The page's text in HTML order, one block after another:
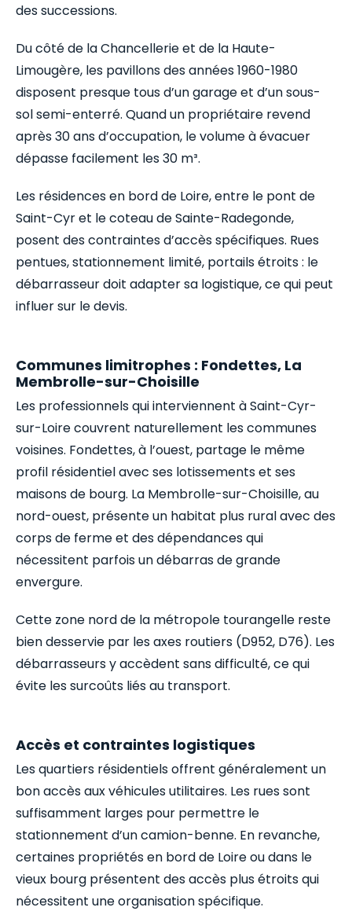
des successions.
Du côté de la Chancellerie et de la Haute-
Limougère, les pavillons des années 1960-1980
disposent presque tous d’un garage et d’un sous-
sol semi-enterré. Quand un propriétaire revend
après 30 ans d’occupation, le volume à évacuer
dépasse facilement les 30 m³.
Les résidences en bord de Loire, entre le pont de
Saint-Cyr et le coteau de Sainte-Radegonde,
posent des contraintes d’accès spécifiques. Rues
pentues, stationnement limité, portails étroits : le
débarrasseur doit adapter sa logistique, ce qui peut
influer sur le devis.
Communes limitrophes : Fondettes, La
Membrolle-sur-Choisille
Les professionnels qui interviennent à Saint-Cyr-
sur-Loire couvrent naturellement les communes
voisines. Fondettes, à l’ouest, partage le même
profil résidentiel avec ses lotissements et ses
maisons de bourg. La Membrolle-sur-Choisille, au
nord-ouest, présente un habitat plus rural avec des
corps de ferme et des dépendances qui
nécessitent parfois un débarras de grande
envergure.
Cette zone nord de la métropole tourangelle reste
bien desservie par les axes routiers (D952, D76). Les
débarrasseurs y accèdent sans difficulté, ce qui
évite les surcoûts liés au transport.
Accès et contraintes logistiques
Les quartiers résidentiels offrent généralement un
bon accès aux véhicules utilitaires. Les rues sont
suffisamment larges pour permettre le
stationnement d’un camion-benne. En revanche,
certaines propriétés en bord de Loire ou dans le
vieux bourg présentent des accès plus étroits qui
nécessitent une organisation spécifique.